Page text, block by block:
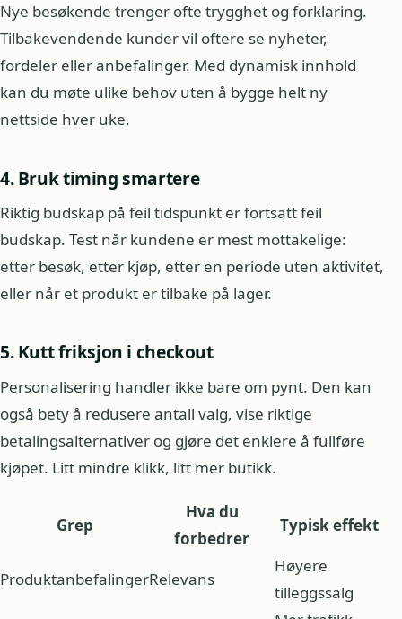
Nye besøkende trenger ofte trygghet og forklaring.
Tilbakevendende kunder vil oftere se nyheter,
fordeler eller anbefalinger. Med dynamisk innhold
kan du møte ulike behov uten å bygge helt ny
nettside hver uke.
4. Bruk timing smartere
Riktig budskap på feil tidspunkt er fortsatt feil
budskap. Test når kundene er mest mottakelige:
etter besøk, etter kjøp, etter en periode uten aktivitet,
eller når et produkt er tilbake på lager.
5. Kutt friksjon i checkout
Personalisering handler ikke bare om pynt. Den kan
også bety å redusere antall valg, vise riktige
betalingsalternativer og gjøre det enklere å fullføre
kjøpet. Litt mindre klikk, litt mer butikk.
Grep
Hva du
forbedrer
Typisk effekt
ProduktanbefalingerRelevans
Høyere
tilleggssalg